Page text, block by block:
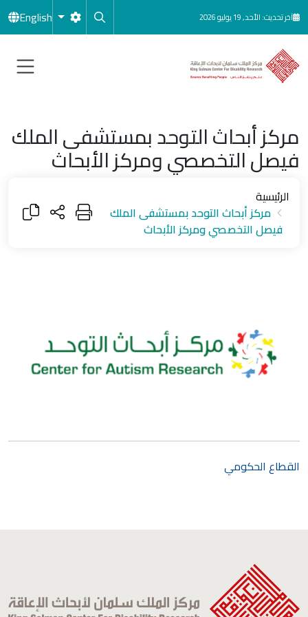
تجاوز إلى المحتوى الرئيسي
آخر تحديث: الأحد, 19 يوليو 2026 English
مركز أبحاث التوحد بمستشفى الملك
فيصل التخصصي ومركز الأبحاث
الرئيسية
مركز أبحاث التوحد بمستشفى الملك
فيصل التخصصي ومركز الأبحاث
القطاع الحكومي